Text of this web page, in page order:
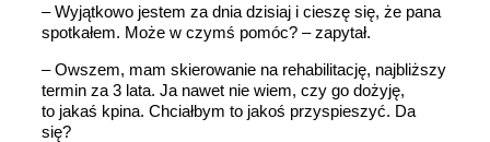
– Wyjątkowo jestem za dnia dzisiaj i cieszę się, że pana
spotkałem. Może w czymś pomóc? – zapytał.
– Owszem, mam skierowanie na rehabilitację, najbliższy
termin za 3 lata. Ja nawet nie wiem, czy go dożyję,
to jakaś kpina. Chciałbym to jakoś przyspieszyć. Da
się?